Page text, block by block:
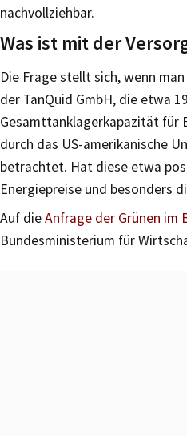
nachvollziehbar.
Was ist mit der
Die Frage stellt sich, wenn
der TanQuid GmbH, die etwa
Gesamttanklagerkapazität für
durch das US-amerikanische
betrachtet. Hat diese etwa
Energiepreise und besonders
Auf dieAnfrage der Grünen im
Bundesministerium für